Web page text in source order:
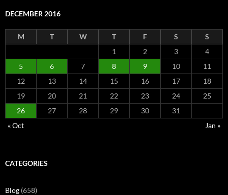
DECEMBER 2016
M T W T F S
S
1
2 3
4
5
6 7 8 9 10
11
12
13 14 15 16 17
18
19
20 21 22 23 24
25
26
27 28 29 30
31
« Oct
Jan »
CATEGORIES
Blog (658)